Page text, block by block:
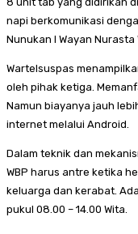
napi berkomunikasi
Nunukan I Wayan Nurasta
Wartelsuspas
oleh pihak ketiga.
Namun biayanya jauh
internet melalui Android.
Dalam teknik dan
WBP harus antre ketika
keluarga dan kerabat.
pukul 08.00 – 14.00 Wita.